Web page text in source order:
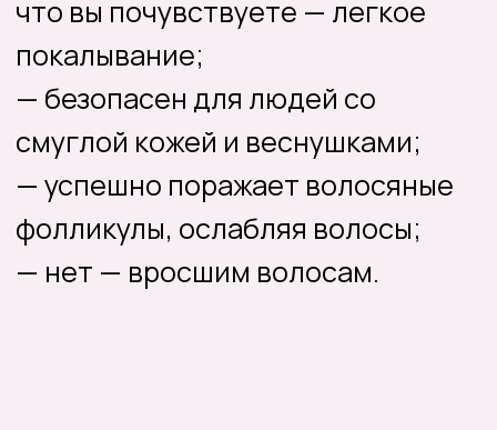
Санкт-Петербург,
проспект, 40
адрес
Онлайн-запись
+7 (931) 397-43-45